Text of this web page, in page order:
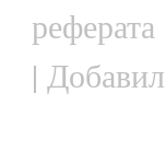
реферата
|